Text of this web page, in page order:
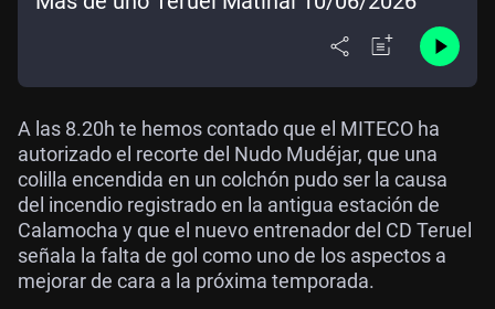
A las 8.20h te hemos contado que el MITECO ha
autorizado el recorte del Nudo Mudéjar, que una
colilla encendida en un colchón pudo ser la causa
del incendio registrado en la antigua estación de
Calamocha y que el nuevo entrenador del CD Teruel
señala la falta de gol como uno de los aspectos a
mejorar de cara a la próxima temporada.